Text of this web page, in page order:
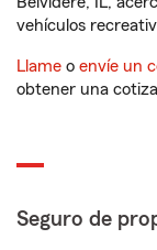
vehículos
Llame o envíe un
obtener una
Seguro de